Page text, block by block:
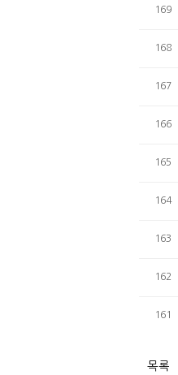
169
168
167
166
165
164
163
162
161
목록